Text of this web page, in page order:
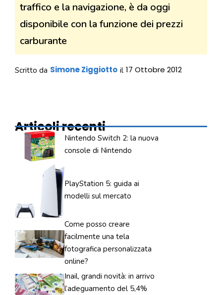
traffico e la navigazione, è da oggi
disponibile con la funzione dei prezzi
carburante
Scritto da Simone Ziggiotto il 17 Ottobre 2012
Articoli recenti
Nintendo Switch 2: la nuova
console di Nintendo
PlayStation 5: guida ai
modelli sul mercato
Come posso creare
facilmente una tela
fotografica personalizzata
online?
Inail, grandi novità: in arrivo
l’adeguamento del 5,4%